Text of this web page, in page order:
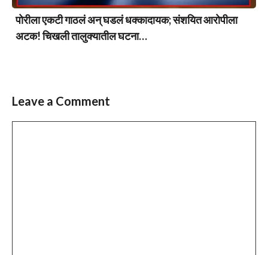
पोरीला एकटी गाठलं अन् घडलं धक्कादायक; संशयित आरोपीला
अटक! चिखली तालुक्यातील घटना…
Leave a Comment